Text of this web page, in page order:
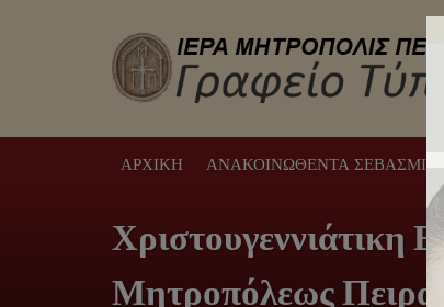
ΑΡΧΙΚΉ ΑΝΑΚΟΙΝΩΘΈΝΤΑ
Χριστουγεννιάτικη
Μητροπόλεως